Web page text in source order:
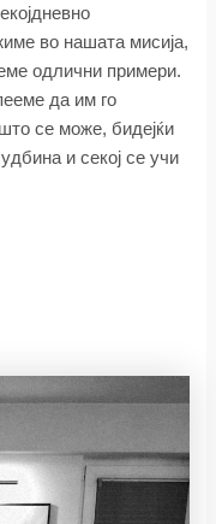
во нашата мисија,
одлични примери.
да им го
се може, бидејќи
и секој се учи